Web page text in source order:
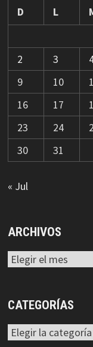
D
L
2
3
9
10
16
17
23
24
30
31
« Jul
ARCHIVOS
Archivos
CATEGORÍAS
Categorías